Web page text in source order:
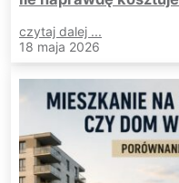
czytaj dalej ...
18 maja 2026